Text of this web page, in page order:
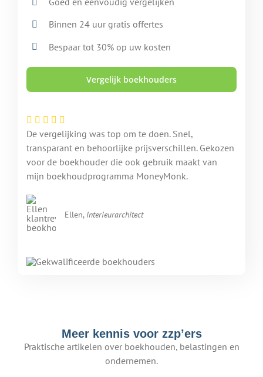
Binnen 24 uur gratis offertes
Bespaar tot 30% op uw kosten
Vergelijk boekhouders
De vergelijking was top om te doen. Snel,
transparant en behoorlijke prijsverschillen. Gekozen
voor de boekhouder die ook gebruik maakt van
mijn boekhoudprogramma MoneyMonk.
Ellen, Interieurarchitect
Meer kennis voor zzp’ers
Praktische artikelen over boekhouden, belastingen en
ondernemen.